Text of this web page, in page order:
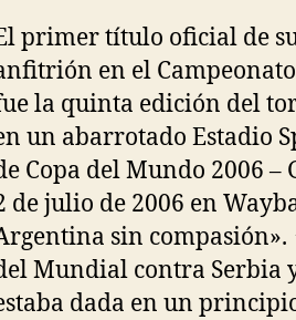
primer título oficial de
en el
la quinta edición del
un abarrotado Estadio
Copa del Mundo 2006 –
de julio de 2006 en
sin
Mundial contra Serbia
dada en un